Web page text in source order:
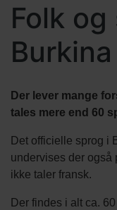
Folk
Der lever mange
tales mere end 60
Det officielle sprog i
undervises der også
ikke taler fransk.
Der findes i alt ca.